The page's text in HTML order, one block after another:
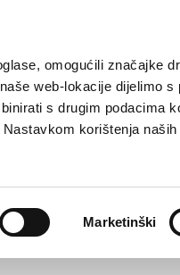
omogućili značajke
web-lokacije dijelimo s
s drugim podacima
korištenja
Marketinški
bietet sich von
Details der